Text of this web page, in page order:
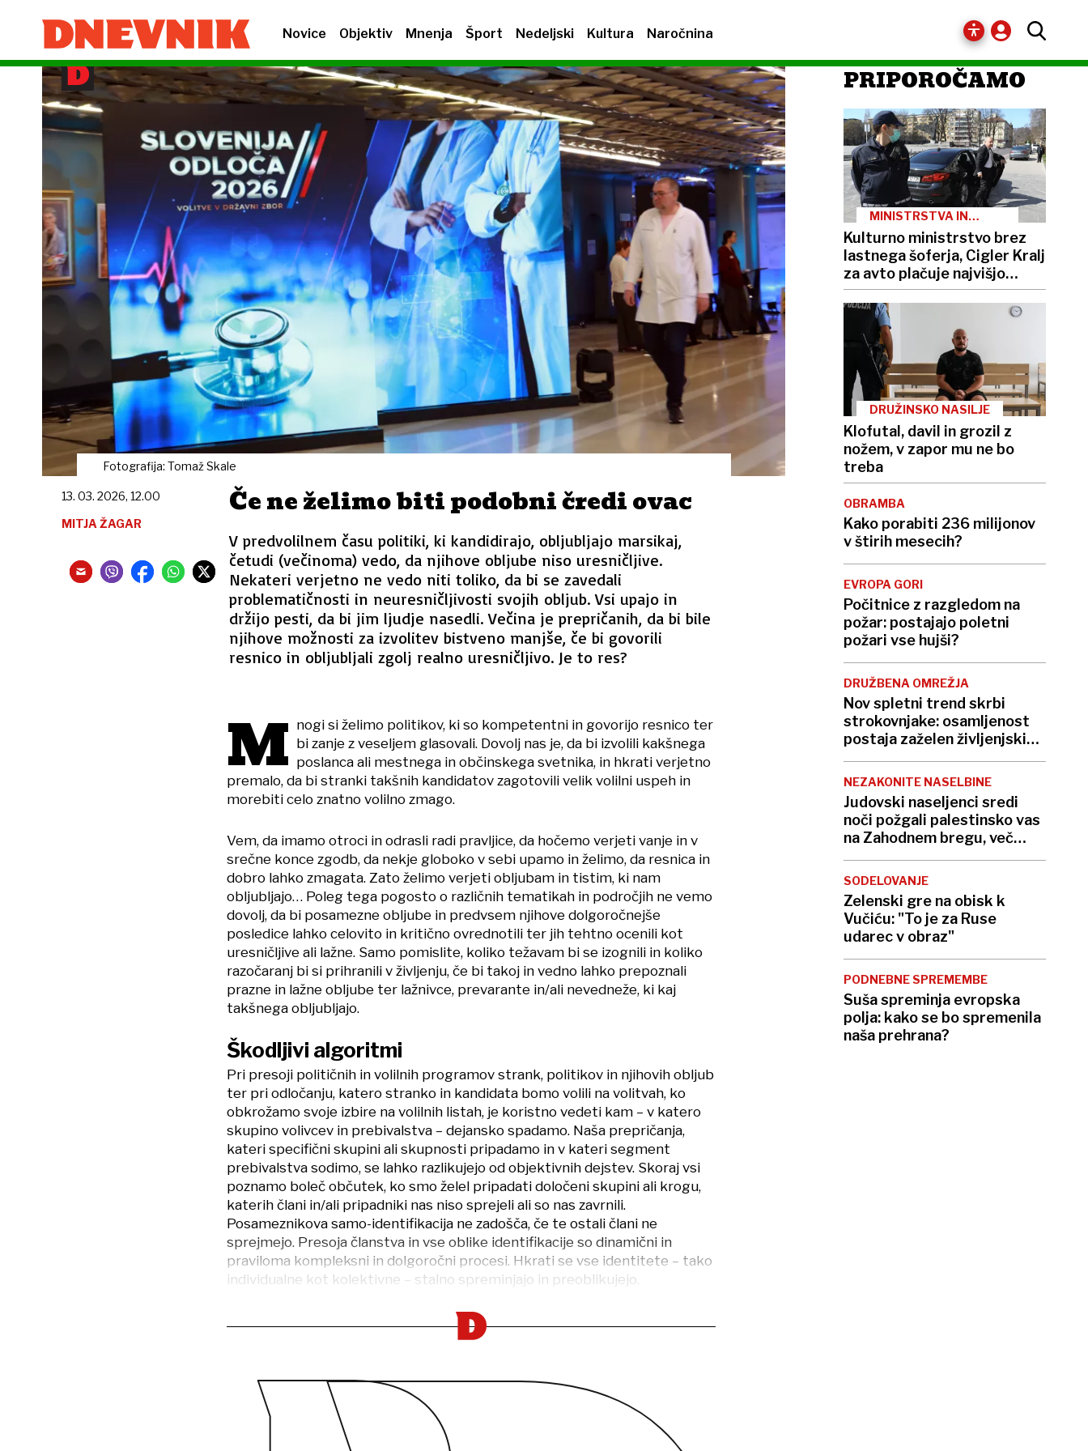
Novice Objektiv Mnenja Šport Nedeljski Kultura Naročnina
Fotografija: Tomaž Skale
Če ne želimo biti podobni čredi ovac
V predvolilnem času politiki, ki kandidirajo, obljubljajo marsikaj,
četudi (večinoma) vedo, da njihove obljube niso uresničljive.
Nekateri verjetno ne vedo niti toliko, da bi se zavedali
problematičnosti in neuresničljivosti svojih obljub. Vsi upajo in
držijo pesti, da bi jim ljudje nasedli. Večina je prepričanih, da bi bile
njihove možnosti za izvolitev bistveno manjše, če bi govorili
resnico in obljubljali zgolj realno uresničljivo. Je to res?
13. 03. 2026, 12.00
MITJA ŽAGAR
M nogi si želimo politikov, ki so kompetentni in govorijo resnico ter
bi zanje z veseljem glasovali. Dovolj nas je, da bi izvolili kakšnega
poslanca ali mestnega in občinskega svetnika, in hkrati verjetno
premalo, da bi stranki takšnih kandidatov zagotovili velik volilni uspeh in
morebiti celo znatno volilno zmago.
Vem, da imamo otroci in odrasli radi pravljice, da hočemo verjeti vanje in v
srečne konce zgodb, da nekje globoko v sebi upamo in želimo, da resnica in
dobro lahko zmagata. Zato želimo verjeti obljubam in tistim, ki nam
obljubljajo… Poleg tega pogosto o različnih tematikah in področjih ne vemo
dovolj, da bi posamezne obljube in predvsem njihove dolgoročnejše
posledice lahko celovito in kritično ovrednotili ter jih tehtno ocenili kot
uresničljive ali lažne. Samo pomislite, koliko težavam bi se izognili in koliko
razočaranj bi si prihranili v življenju, če bi takoj in vedno lahko prepoznali
prazne in lažne obljube ter lažnivce, prevarante in/ali nevedneže, ki kaj
takšnega obljubljajo.
Škodljivi algoritmi
Pri presoji političnih in volilnih programov strank, politikov in njihovih obljub
ter pri odločanju, katero stranko in kandidata bomo volili na volitvah, ko
obkrožamo svoje izbire na volilnih listah, je koristno vedeti kam – v katero
skupino volivcev in prebivalstva – dejansko spadamo. Naša prepričanja,
kateri specifični skupini ali skupnosti pripadamo in v kateri segment
prebivalstva sodimo, se lahko razlikujejo od objektivnih dejstev. Skoraj vsi
poznamo boleč občutek, ko smo želel pripadati določeni skupini ali krogu,
katerih člani in/ali pripadniki nas niso sprejeli ali so nas zavrnili.
Posameznikova samo-identifikacija ne zadošča, če te ostali člani ne
sprejmejo. Presoja članstva in vse oblike identifikacije so dinamični in
praviloma kompleksni in dolgoročni procesi. Hkrati se vse identitete – tako
individualne kot kolektivne – stalno spreminjajo in preoblikujejo.
PRIPOROČAMO
MINISTRSTVA IN
Kulturno ministrstvo brez
lastnega šoferja, Cigler Kralj
za avto plačuje najvišjo
boniteto
DRUŽINSKO NASILJE
Klofutal, davil in grozil z
nožem, v zapor mu ne bo
treba
OBRAMBA
Kako porabiti 236 milijonov
v štirih mesecih?
EVROPA GORI
Počitnice z razgledom na
požar: postajajo poletni
požari vse hujši?
DRUŽBENA OMREŽJA
Nov spletni trend skrbi
strokovnjake: osamljenost
postaja zaželen življenjski
slog
NEZAKONITE NASELBINE
Judovski naseljenci sredi
noči požgali palestinsko vas
na Zahodnem bregu, več
ranjenih
SODELOVANJE
Zelenski gre na obisk k
Vučiću: "To je za Ruse
udarec v obraz"
PODNEBNE SPREMEMBE
Suša spreminja evropska
polja: kako se bo spremenila
naša prehrana?